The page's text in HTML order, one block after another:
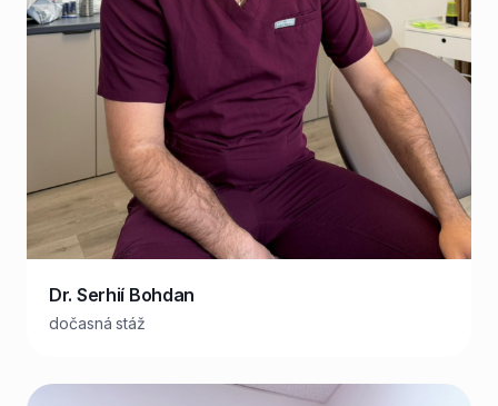
Dr. Serhií Bohdan
dočasná stáž